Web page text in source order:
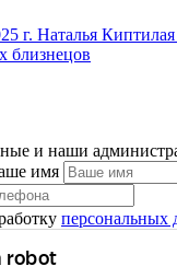
г. Наталья Киптилая
близнецов
и наши
имя
персональных